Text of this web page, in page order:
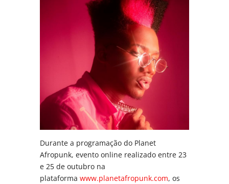
Durante a programação do Planet
Afropunk, evento online realizado entre 23
e 25 de outubro na
plataformawww.planetafropunk.com, os